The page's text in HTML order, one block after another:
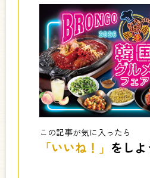
この記事が気に入ったら
「いいね！」 をしよ